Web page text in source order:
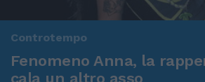
Controtempo
Fenomeno Anna, la
cala un altro asso